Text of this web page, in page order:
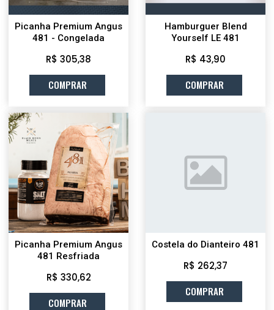
Picanha Premium Angus
481 - Congelada
R$ 305,38
COMPRAR
Hamburguer Blend
Yourself LE 481
R$ 43,90
COMPRAR
Picanha Premium Angus
481 Resfriada
R$ 330,62
COMPRAR
Costela do Dianteiro 481
R$ 262,37
COMPRAR